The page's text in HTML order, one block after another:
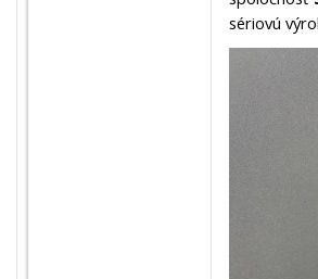
sériovú